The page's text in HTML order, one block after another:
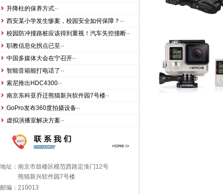
升降柱的保养方式··
西安某小学发生惨案，校园安全如何保障？··
校园防冲撞路桩应该得到重视！汽车失控撞断··
职教信息化拐点已至··
中国多媒体大会在宁召开··
智能音箱能打电话了··
索尼推出HDC4300··
南京东科亚乔迁熊猫新兴软件园7号楼··
GoPro发布360度拍摄设备··
虚拟演播室解决方案··
地址：南京市鼓楼区模范西路定淮门12号
熊猫新兴软件园7号楼
邮编：210013